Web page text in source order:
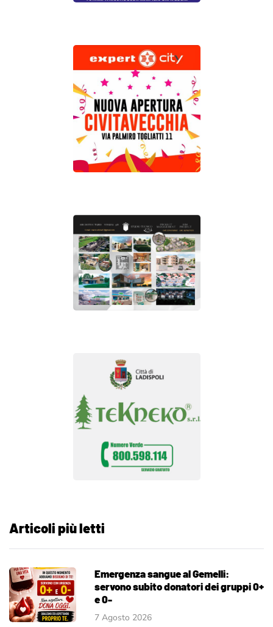
Articoli più letti
Emergenza sangue al Gemelli:
servono subito donatori dei gruppi 0+
e 0-
7 Agosto 2026